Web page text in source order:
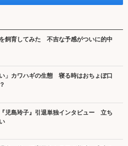
飼育してみた 不吉な予感がついに的中
」カワハギの生態 寝る時はおちょぼ口
児島玲子』引退単独インタビュー 立ち